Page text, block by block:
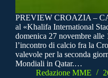
PREVIEW CROAZIA –
al «Khalifa International
domenica 27 novembre alle
l’incontro di calcio fra la
valevole per la seconda
Mondiali in Qatar.…
Redazione MME